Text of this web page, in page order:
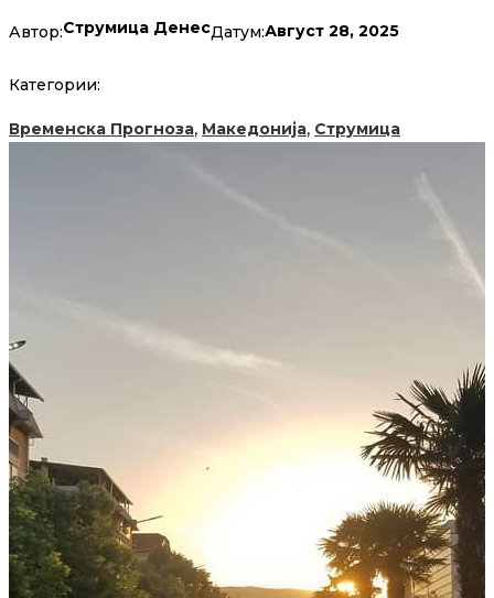
Автор:Струмица ДенесДатум:Август 28, 2025
Категории:
Временска Прогноза, Македонија, Струмица